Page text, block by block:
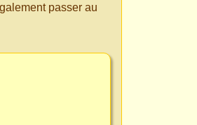
passer au